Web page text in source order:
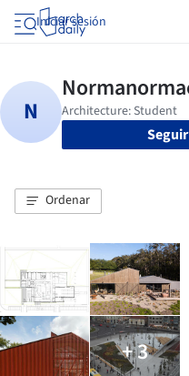
Iniciar sesión
Seguir
Ordenar
+ 3